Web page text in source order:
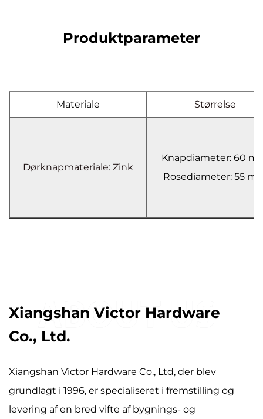
Produktparameter
Materiale Størrelse
Dørknapmateriale: Zink
Knapdiameter: 60
Rosediameter: 55
Xiangshan Victor Hardware
Co., Ltd.
Xiangshan Victor Hardware Co., Ltd, der blev
grundlagt i 1996, er specialiseret i fremstilling og
levering af en bred vifte af bygnings- og